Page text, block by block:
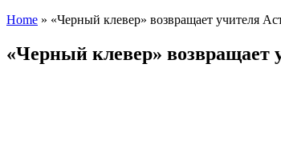
Home » «Черный клевер» возвращает учителя
«Черный клевер» возвращает